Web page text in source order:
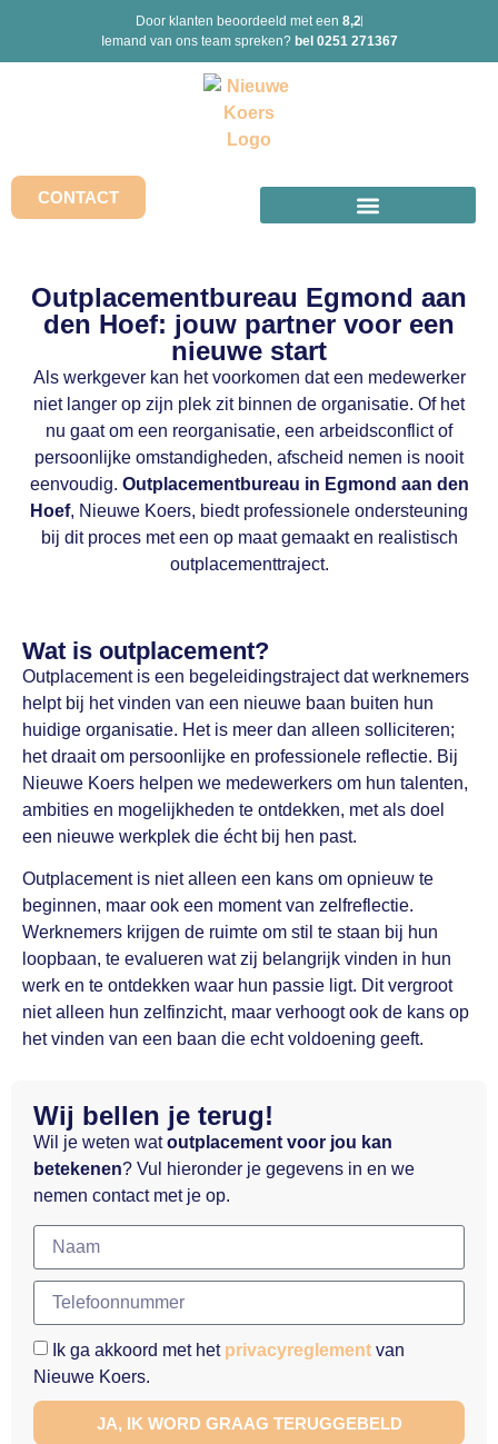
Door klanten beoordeeld met een 8,2
Iemand van ons team spreken? bel 0251 271367
CONTACT
Outplacementbureau Egmond aan
den Hoef: jouw partner voor een
nieuwe start
Als werkgever kan het voorkomen dat een medewerker
niet langer op zijn plek zit binnen de organisatie. Of het
nu gaat om een reorganisatie, een arbeidsconflict of
persoonlijke omstandigheden, afscheid nemen is nooit
eenvoudig. Outplacementbureau in Egmond aan den
Hoef, Nieuwe Koers, biedt professionele ondersteuning
bij dit proces met een op maat gemaakt en realistisch
outplacementtraject.
Wat is outplacement?
Outplacement is een begeleidingstraject dat werknemers
helpt bij het vinden van een nieuwe baan buiten hun
huidige organisatie. Het is meer dan alleen solliciteren;
het draait om persoonlijke en professionele reflectie. Bij
Nieuwe Koers helpen we medewerkers om hun talenten,
ambities en mogelijkheden te ontdekken, met als doel
een nieuwe werkplek die écht bij hen past.
Outplacement is niet alleen een kans om opnieuw te
beginnen, maar ook een moment van zelfreflectie.
Werknemers krijgen de ruimte om stil te staan bij hun
loopbaan, te evalueren wat zij belangrijk vinden in hun
werk en te ontdekken waar hun passie ligt. Dit vergroot
niet alleen hun zelfinzicht, maar verhoogt ook de kans op
het vinden van een baan die echt voldoening geeft.
Wij bellen je terug!
Wil je weten watoutplacement voor jou kan
betekenen? Vul hieronder je gegevens in en we
nemen contact met je op.
Ik ga akkoord met het privacyreglement van
Nieuwe Koers.
JA, IK WORD GRAAG TERUGGEBELD